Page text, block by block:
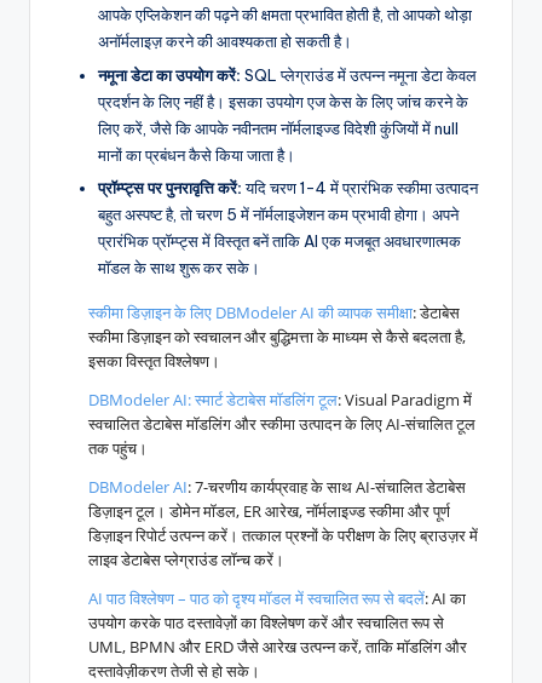
आपके एप्लिकेशन की पढ़ने की क्षमता प्रभावित होती है, तो आपको थोड़ा
अनॉर्मलाइज़ करने की आवश्यकता हो सकती है।
नमूना डेटा का उपयोग करें: SQL प्लेग्राउंड में उत्पन्न नमूना डेटा केवल
प्रदर्शन के लिए नहीं है। इसका उपयोग एज केस के लिए जांच करने के
लिए करें, जैसे कि आपके नवीनतम नॉर्मलाइज्ड विदेशी कुंजियों में null
मानों का प्रबंधन कैसे किया जाता है।
प्रॉम्प्ट्स पर पुनरावृत्ति करें:यदि चरण 1-4 में प्रारंभिक स्कीमा उत्पादन
बहुत अस्पष्ट है, तो चरण 5 में नॉर्मलाइजेशन कम प्रभावी होगा। अपने
प्रारंभिक प्रॉम्प्ट्स में विस्तृत बनें ताकि AI एक मजबूत अवधारणात्मक
मॉडल के साथ शुरू कर सके।
स्कीमा डिज़ाइन के लिए DBModeler AI की व्यापक समीक्षा: डेटाबेस
स्कीमा डिज़ाइन को स्वचालन और बुद्धिमत्ता के माध्यम से कैसे बदलता है,
इसका विस्तृत विश्लेषण।
DBModeler AI: स्मार्ट डेटाबेस मॉडलिंग टूल: Visual Paradigm में
स्वचालित डेटाबेस मॉडलिंग और स्कीमा उत्पादन के लिए AI-संचालित टूल
तक पहुंच।
DBModeler AI: 7-चरणीय कार्यप्रवाह के साथ AI-संचालित डेटाबेस
डिज़ाइन टूल। डोमेन मॉडल, ER आरेख, नॉर्मलाइज्ड स्कीमा और पूर्ण
डिज़ाइन रिपोर्ट उत्पन्न करें। तत्काल प्रश्नों के परीक्षण के लिए ब्राउज़र में
लाइव डेटाबेस प्लेग्राउंड लॉन्च करें।
AI पाठ विश्लेषण – पाठ को दृश्य मॉडल में स्वचालित रूप से बदलें: AI का
उपयोग करके पाठ दस्तावेज़ों का विश्लेषण करें और स्वचालित रूप से
UML, BPMN और ERD जैसे आरेख उत्पन्न करें, ताकि मॉडलिंग और
दस्तावेज़ीकरण तेजी से हो सके।